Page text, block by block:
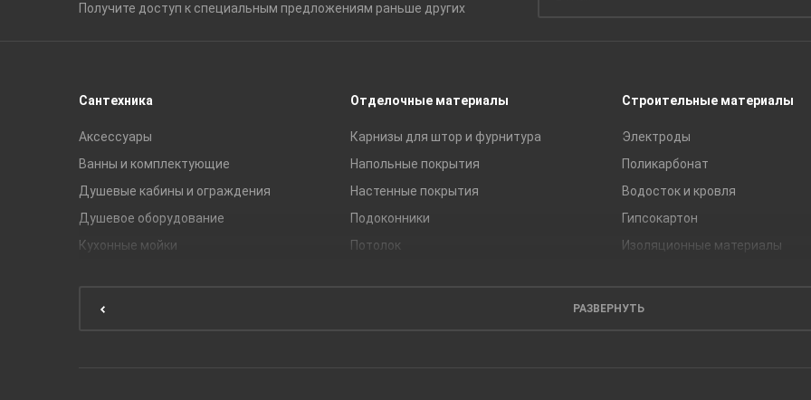
Получите доступ к специальным предложениям раньше других
Сантехника
Аксессуары
Ванны и комплектующие
Душевые кабины и ограждения
Душевое оборудование
Кухонные мойки
Отделочные материалы
Карнизы для штор и фурнитура
Напольные покрытия
Настенные покрытия
Подоконники
Потолок
Строительные материалы
Электроды
Поликарбонат
Водосток и кровля
Гипсокартон
Изоляционные материалы
РАЗВЕРНУТЬ